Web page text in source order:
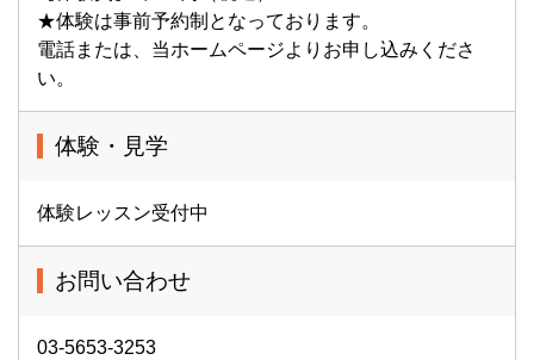
★体験は事前予約制となっております。
電話または、当ホームページよりお申し込みくださ
い。
体験・見学
体験レッスン受付中
お問い合わせ
03-5653-3253